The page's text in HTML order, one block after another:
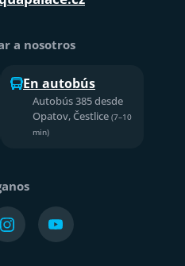
a nosotros
En autobús
Autobús 385 desde
Opatov, Čestlice (7–10
min)